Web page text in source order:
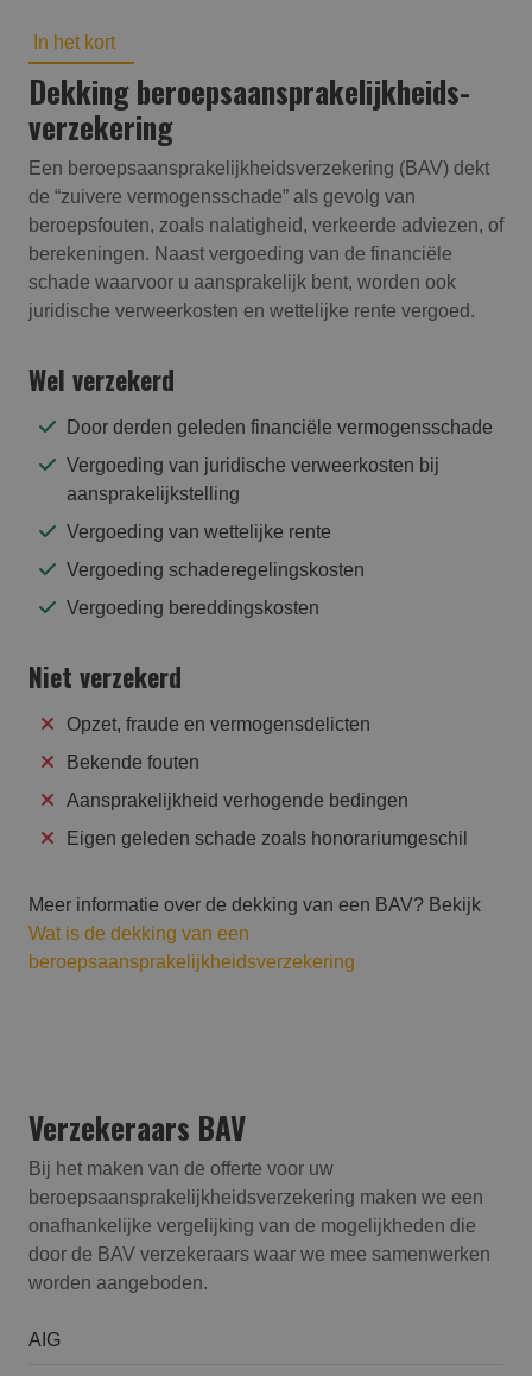
In het kort
Dekking beroepsaansprakelijk­heids­
verzekering
Een beroepsaansprakelijkheidsverzekering (BAV) dekt
de “zuivere vermogensschade” als gevolg van
beroepsfouten, zoals nalatigheid, verkeerde adviezen, of
berekeningen. Naast vergoeding van de financiële
schade waarvoor u aansprakelijk bent, worden ook
juridische verweerkosten en wettelijke rente vergoed.
Wel verzekerd
Door derden geleden financiële vermogensschade
Vergoeding van juridische verweerkosten bij
aansprakelijkstelling
Vergoeding van wettelijke rente
Vergoeding schaderegelingskosten
Vergoeding bereddingskosten
Niet verzekerd
Opzet, fraude en vermogensdelicten
Bekende fouten
Aansprakelijkheid verhogende bedingen
Eigen geleden schade zoals honorariumgeschil
Meer informatie over de dekking van een BAV? Bekijk
Wat is de dekking van een
beroepsaansprakelijkheidsverzekering
Verzekeraars BAV
Bij het maken van de offerte voor uw
beroepsaansprakelijk­heids­verzekering maken we een
onafhankelijke vergelijking van de mogelijkheden die
door de BAV verzekeraars waar we mee samenwerken
worden aangeboden.
AIG